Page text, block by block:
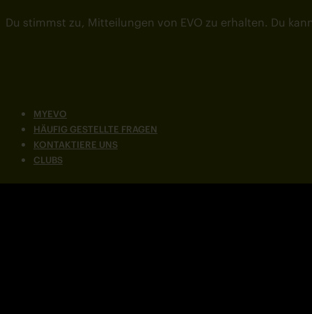
MYEVO
HÄUFIG GESTELLTE FRAGEN
KONTAKTIERE UNS
CLUBS
Du stimmst zu, Mitteilungen von EVO zu erhalten. Du